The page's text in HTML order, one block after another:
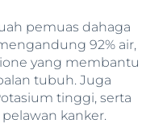
pemuas dahaga
92% air,
yang membantu
tubuh. Juga
tinggi, serta
kanker.